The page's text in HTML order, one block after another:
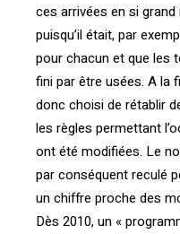
ces arrivées en si
puisqu’il était, par
pour chacun et que les
fini par être usées. A la
donc choisi de rétablir
les règles permettant
ont été modifiées. Le
par conséquent reculé
un chiffre proche des
Dès 2010, un «